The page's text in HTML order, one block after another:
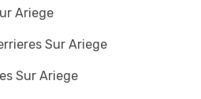
Ariege
Sur Ariege
Sur Ariege